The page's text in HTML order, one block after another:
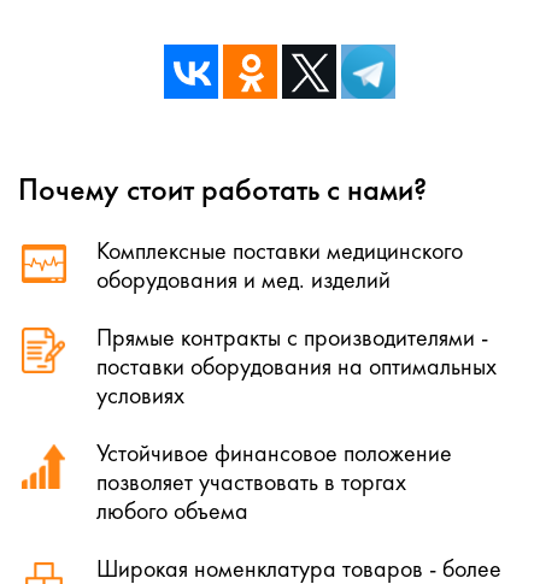
Почему стоит работать с нами?
Комплексные поставки медицинского
оборудования и мед. изделий
Прямые контракты с производителями -
поставки оборудования на оптимальных
условиях
Устойчивое финансовое положение
позволяет участвовать в торгах
любого объема
Широкая номенклатура товаров - более